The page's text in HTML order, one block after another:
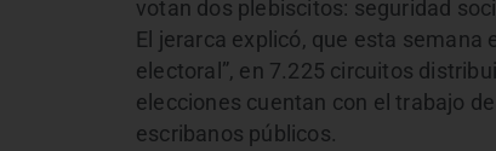
votan dos plebiscitos: seguridad
El jerarca explicó, que esta semana
electoral”, en 7.225 circuitos
elecciones cuentan con el trabajo
escribanos públicos.